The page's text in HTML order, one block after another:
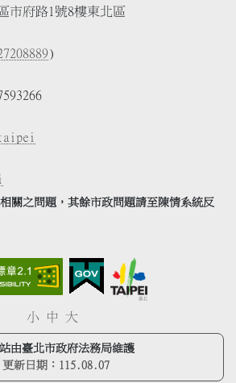
市府路1號8樓東北區
)
關之問題，其餘市政問題請至陳情系統反
小 中 大
由臺北市政府法務局維護
更新日期： 115.08.07